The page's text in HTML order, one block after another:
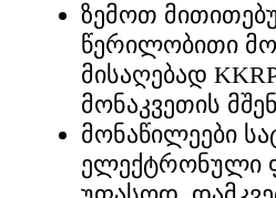
ზემოთ
წერილობითი
მისაღებად
მონაკვეთის
მონაწილეები
ელექტრონული